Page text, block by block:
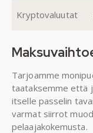
Kryptovaluutat
Tarjoamme
taataksemme että
itselle passelin
varmat siirrot
pelaajakokemusta.